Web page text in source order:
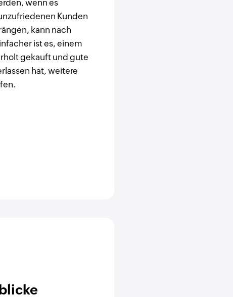
wenn es
Kunden
kann nach
ist es, einem
gekauft und gute
hat, weitere